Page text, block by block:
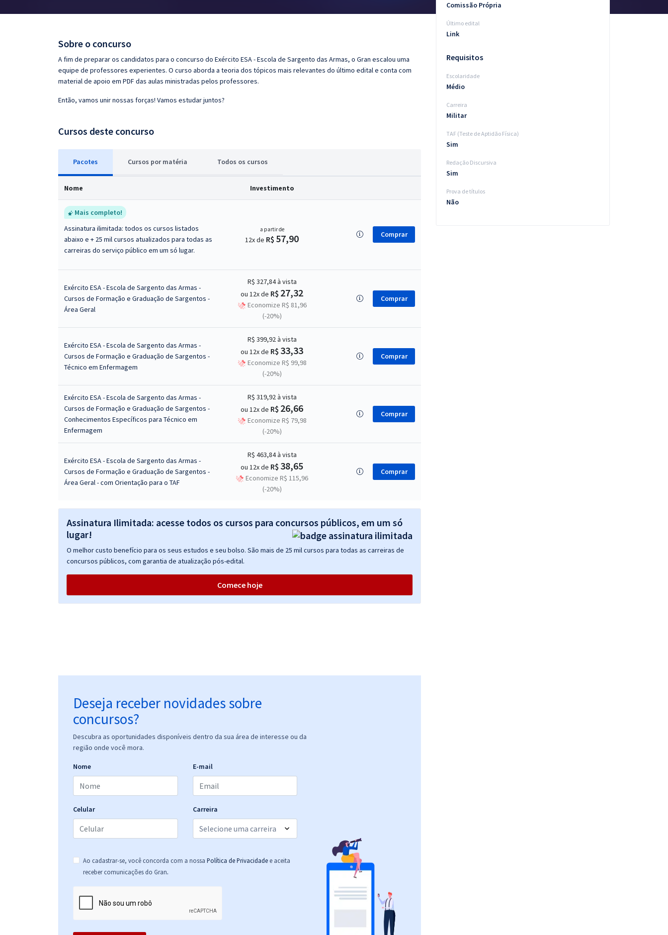
Questões grátis
Sobre o concurso
A fim de preparar os candidatos para o concurso do Exército ESA - Escola de Sargento das Armas, o Gran escalou uma
equipe de professores experientes. O curso aborda a teoria dos tópicos mais relevantes do último edital e conta com
material de apoio em PDF das aulas ministradas pelos professores.
Então, vamos unir nossas forças! Vamos estudar juntos?
Cursos deste concurso
Pacotes Cursos por matéria Todos os cursos
Nome Investimento
Mais completo!
Assinatura ilimitada: todos os cursos listados
abaixo e + 25 mil cursos atualizados para todas as
carreiras do serviço público em um só lugar.
a partir de
12x de R$ 57,90 Comprar
Exército ESA - Escola de Sargento das Armas -
Cursos de Formação e Graduação de Sargentos -
Área Geral
R$ 327,84à vista
ou 12x de R$ 27,32
Economize R$ 81,96
(-20%)
Comprar
Exército ESA - Escola de Sargento das Armas -
Cursos de Formação e Graduação de Sargentos -
Técnico em Enfermagem
R$ 399,92à vista
ou 12x de R$ 33,33
Economize R$ 99,98
(-20%)
Comprar
Exército ESA - Escola de Sargento das Armas -
Cursos de Formação e Graduação de Sargentos -
Conhecimentos Específicos para Técnico em
Enfermagem
R$ 319,92à vista
ou 12x de R$ 26,66
Economize R$ 79,98
(-20%)
Comprar
Exército ESA - Escola de Sargento das Armas -
Cursos de Formação e Graduação de Sargentos -
Área Geral - com Orientação para o TAF
R$ 463,84à vista
ou 12x de R$ 38,65
Economize R$ 115,96
(-20%)
Comprar
Assinatura Ilimitada: acesse todos os cursos para concursos públicos, em um só
lugar!
O melhor custo benefício para os seus estudos e seu bolso. São mais de 25 mil cursos para todas as carreiras de
concursos públicos, com garantia de atualização pós-edital.
Comece hoje
Deseja receber novidades sobre
concursos?
Descubra as oportunidades disponíveis dentro da sua área de interesse ou da
região onde você mora.
Nome E-mail
Celular Carreira
Ao cadastrar-se, você concorda com a nossa Política de Privacidade e aceita
receber comunicações do Gran.
Comissão Própria
Último edital
Link
Requisitos
Escolaridade
Médio
Carreira
Militar
TAF (Teste de Aptidão Física)
Sim
Redação Discursiva
Sim
Prova de títulos
Não